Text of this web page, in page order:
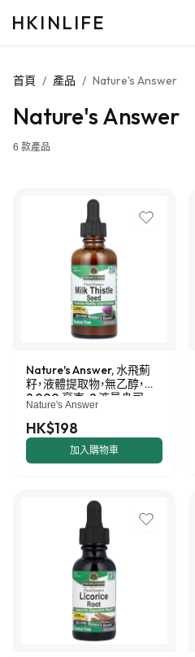
HKINLIFE
首頁 / 產品 / Nature's Answer
Nature's Answer
6 款產品
Nature's Answer, 水飛薊
籽，液體提取物，無乙醇，
2,000 毫克，2 液量盎司
（60 毫升）
Nature's Answer
HK$198
加入購物車